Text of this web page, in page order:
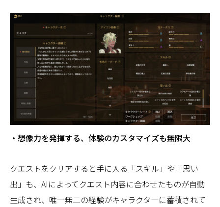
・想像力を発揮する、体験のカスタマイズも無限大
クエストをクリアすると手に入る「スキル」や「思い
出」も、AIによってクエスト内容に合わせたものが自動
生成され、唯一無二の経験がキャラクターに蓄積されて